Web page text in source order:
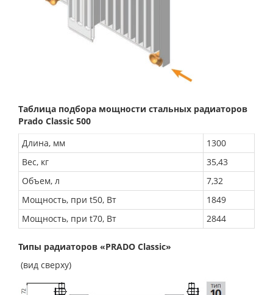
Таблица подбора мощности стальных радиаторов
Prado Classic 500
Длина, мм
1300
Вес, кг
35,43
Объем, л
7,32
Мощность, при t50, Вт
1849
Мощность, при t70, Вт
2844
Типы радиаторов «PRADO Classic»
(вид сверху)